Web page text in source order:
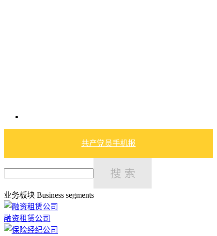
共产党员手机报
业务板块 Business segments
融资租赁公司